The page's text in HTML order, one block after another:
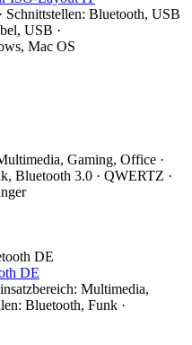
Schnittstellen: Bluetooth, USB
USB ·
Mac OS
Gaming, Office ·
Bluetooth 3.0 · QWERTZ ·
DE
Multimedia,
Bluetooth, Funk ·